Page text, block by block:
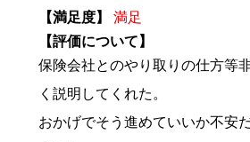
【満足度】
満足
【評価について】
保険会社とのやり取りの仕方等
く説明してくれた。
おかげでそう進めていいか不安